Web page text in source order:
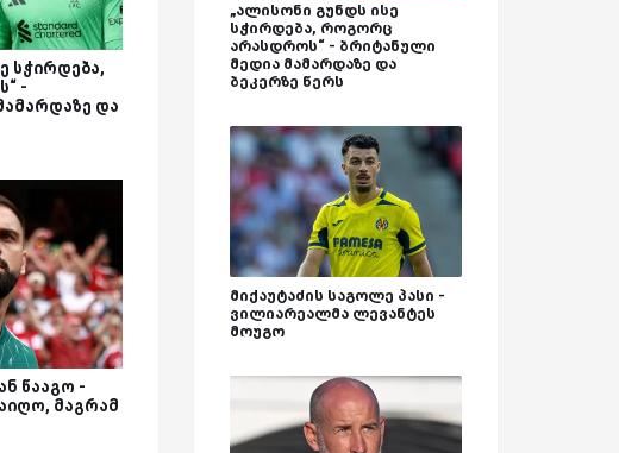
სჭირდება,
-
და
წააგო -
მაგრამ
„ალისონი გუნდს ისე
სჭირდება, როგორც
არასდროს“ - ბრიტანული
მედია მამარდაზე და
ბეკერზე წერს
მიქაუტაძის საგოლე პასი -
ვილიარეალმა ლევანტეს
მოუგო